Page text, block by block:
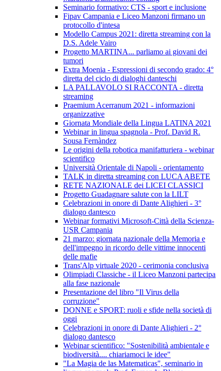
Seminario formativo: CTS - sport e inclusione
Fipav Campania e Liceo Manzoni firmano un
protocollo d'intesa
Modello Campus 2021: diretta streaming con la
D.S. Adele Vairo
Progetto MARTINA... parliamo ai giovani dei
tumori
Extra Moenia - Espressioni di secondo grado: 4°
diretta del ciclo di dialoghi danteschi
LA PALLAVOLO SI RACCONTA - diretta
streaming
Praemium Acerranum 2021 - informazioni
organizzative
Giornata Mondiale della Lingua LATINA 2021
Webinar in lingua spagnola - Prof. David R.
Sousa Fernàndez
Le origini della robotica manifatturiera - webinar
scientifico
Università Orientale di Napoli - orientamento
TALK in diretta streaming con LUCA ABETE
RETE NAZIONALE dei LICEI CLASSICI
Progetto Guadagnare salute con la LILT
Celebrazioni in onore di Dante Alighieri - 3°
dialogo dantesco
Webinar formativi Microsoft-Città della Scienza-
USR Campania
21 marzo: giornata nazionale della Memoria e
dell'impegno in ricordo delle vittime innocenti
delle mafie
Trans'Alp virtuale 2020 - cerimonia conclusiva
Olimpiadi Classiche - il Liceo Manzoni partecipa
alla fase nazionale
Presentazione del libro "Il Virus della
corruzione"
DONNE e SPORT: ruoli e sfide nella società di
oggi
Celebrazioni in onore di Dante Alighieri - 2°
dialogo dantesco
Webinar scientifico: "Sostenibilità ambientale e
biodiversità.... chiariamoci le idee"
"La Magia de las Matematicas", seminario in